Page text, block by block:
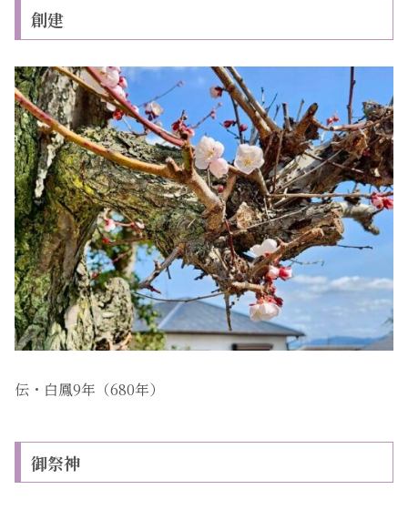
創建
伝・白鳳9年（680年）
御祭神